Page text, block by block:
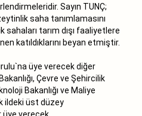
Sayın TUNÇ;
saha tanımlamasını
sahaları tarım dışı faaliyetlere
katıldıklarını beyan etmiştir.
üye verecek diğer
Çevre ve Şehircilik
Bakanlığı ve Maliye
ildeki üst düzey